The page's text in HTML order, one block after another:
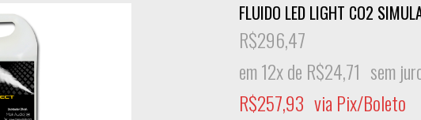
FLUIDO LED LIGHT CO2
R$296,47
em 12x de R$24,71 sem
R$257,93 via Pix/Boleto